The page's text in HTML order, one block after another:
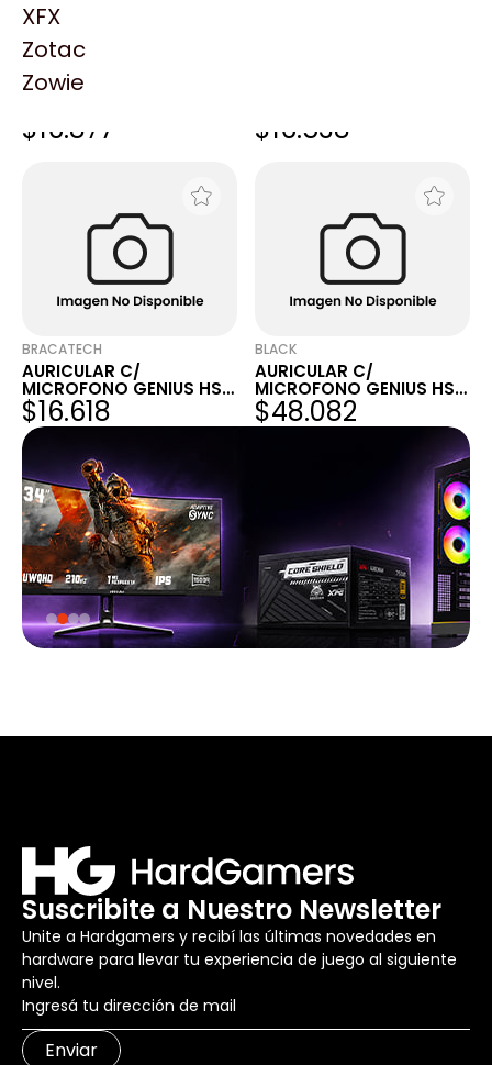
XFX
Zotac
Zowie
AURICULAR C/
$16.877 $16.538
BRACATECH
AURICULAR C/
MICROFONO GENIUS HS-
04S
$16.618
BLACK
AURICULAR C/
MICROFONO GENIUS HS-
G600V
$48.082
Suscribite a Nuestro Newsletter
Unite a Hardgamers y recibí las últimas novedades en
hardware para llevar tu experiencia de juego al siguiente
nivel.
Enviar